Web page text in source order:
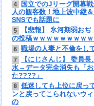
4
国立でのJリーグ開幕
人の観客数！地上波中継
SNSでも話題に
5
【悲報】 氷河期弱お
の投稿ｗｗｗｗｗｗｗｗ
6 職場の人妻と不倫をし
7
【にじさんじ】 委員
水→データ完全消失も「
た????」
8 低迷しても上位に戻っ
ンと戻ってこられないウ
の